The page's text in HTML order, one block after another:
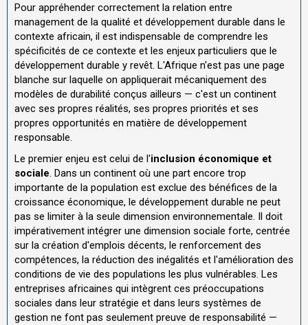
Pour appréhender correctement la relation entre
management de la qualité et développement durable dans le
contexte africain, il est indispensable de comprendre les
spécificités de ce contexte et les enjeux particuliers que le
développement durable y revêt. L'Afrique n'est pas une page
blanche sur laquelle on appliquerait mécaniquement des
modèles de durabilité conçus ailleurs — c'est un continent
avec ses propres réalités, ses propres priorités et ses
propres opportunités en matière de développement
responsable.
Le premier enjeu est celui de l'inclusion économique et
sociale. Dans un continent où une part encore trop
importante de la population est exclue des bénéfices de la
croissance économique, le développement durable ne peut
pas se limiter à la seule dimension environnementale. Il doit
impérativement intégrer une dimension sociale forte, centrée
sur la création d'emplois décents, le renforcement des
compétences, la réduction des inégalités et l'amélioration des
conditions de vie des populations les plus vulnérables. Les
entreprises africaines qui intègrent ces préoccupations
sociales dans leur stratégie et dans leurs systèmes de
gestion ne font pas seulement preuve de responsabilité —